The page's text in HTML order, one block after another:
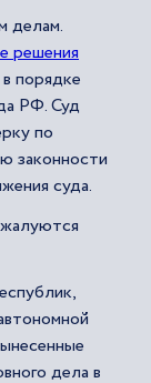
делам.
решения
порядке
РФ. Суд
по
законности
суда.
дела в